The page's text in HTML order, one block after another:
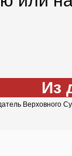
Из
Верховного